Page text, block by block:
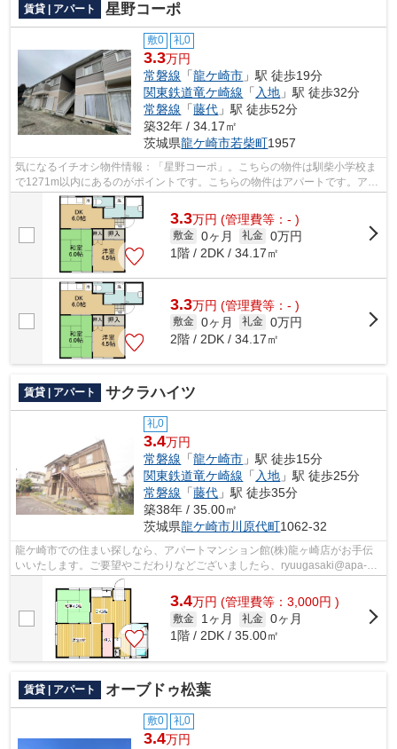
賃貸 | アパート 星野コーポ
敷0 礼0
3.3万円
常磐線 「龍ケ崎市 」駅 徒歩19分
関東鉄道竜ケ崎線 「 入地 」駅 徒歩32分
常磐線 「藤代 」駅 徒歩52分
築32年 / 34.17㎡
茨城県龍ケ崎市若柴町1957
気になるイチオシ物件情報：「星野コーポ」。こちらの物件は馴柴小学校ま
で1271m以内にあるのがポイントです。こちらの物件はアパートです。アパ
ートマンション館 龍ヶ崎店への来店予...
3.3万円 (管理費等：- )
敷金 0ヶ月 礼金 0万円
1階 / 2DK / 34.17㎡
3.3万円 (管理費等：- )
敷金 0ヶ月 礼金 0万円
2階 / 2DK / 34.17㎡
賃貸 | アパート サクラハイツ
礼0
3.4万円
常磐線 「龍ケ崎市 」駅 徒歩15分
関東鉄道竜ケ崎線 「 入地 」駅 徒歩25分
常磐線 「藤代 」駅 徒歩35分
築38年 / 35.00㎡
茨城県龍ケ崎市川原代町1062-32
龍ケ崎市での住まい探しなら、アパートマンション館(株)龍ヶ崎店がお手伝
いいたします。ご要望やこだわりなどございましたら、ryuugasaki@apa-
to.co.jpにてお申し付け下さい。お部屋探...
3.4万円 (管理費等：3,000円 )
敷金 1ヶ月 礼金 0ヶ月
1階 / 2DK / 35.00㎡
賃貸 | アパート オーブドゥ松葉
敷0 礼0
3.4万円